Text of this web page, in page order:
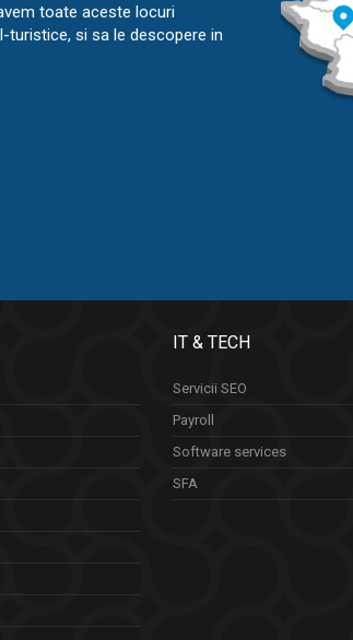
toate aceste locuri
si sa le descopere in
IT & TECH
Servicii SEO
Payroll
Software services
SFA